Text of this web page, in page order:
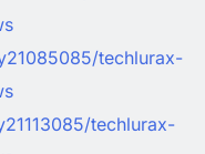
techlurax-
techlurax-